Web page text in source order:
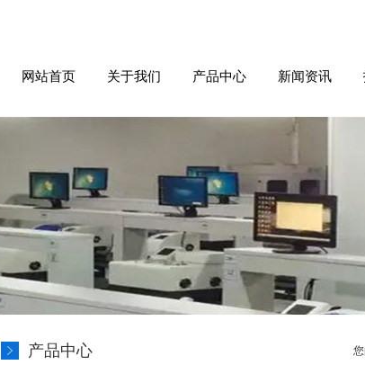
网站首页 关于我们 产品中心 新闻资讯
产品中心